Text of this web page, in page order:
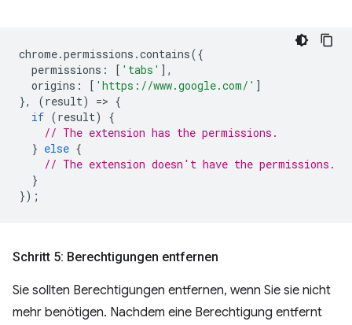
chrome.permissions .contains({
permissions : [ 'tabs' ],
origins : [ 'https://www.google.com/' ]
},
(result) => {
if (result)
{
// The extension has the permissions.
} else {
// The extension doesn't have the permissions.
}
});
Schritt 5: Berechtigungen entfernen
Sie sollten Berechtigungen entfernen, wenn Sie sie nicht
mehr benötigen. Nachdem eine Berechtigung entfernt